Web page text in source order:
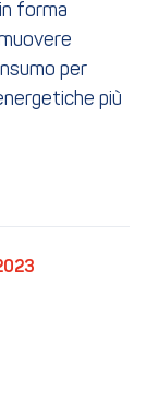
forma
per
più